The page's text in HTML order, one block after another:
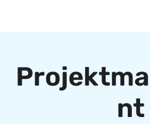
Projektma
nt